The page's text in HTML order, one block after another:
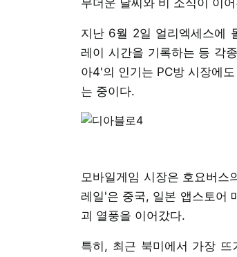
지난 6월 2일 얼리엑세스에
레이 시간을 기록하는 등 각
아4'의 인기는 PC방 시장에
는 중이다.
모바일게임 시장은 호요버
레일'은 중국, 일본 앱스토어
괴 열풍을 이어갔다.
특히, 최근 북미에서 가장 뜨